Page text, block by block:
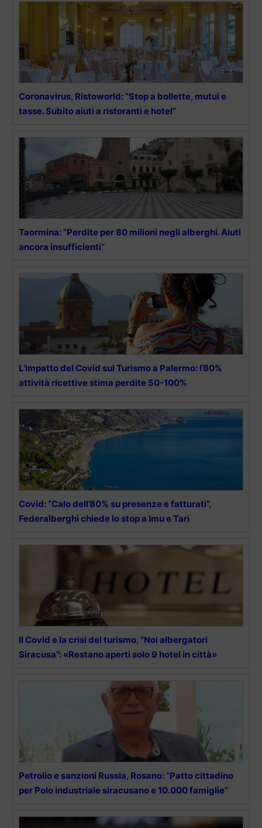
Coronavirus, Ristoworld: “Stop a bollette, mutui e
tasse. Subito aiuti a ristoranti e hotel”
Taormina: “Perdite per 80 milioni negli alberghi. Aiuti
ancora insufficienti”
L’impatto del Covid sul Turismo a Palermo: l’80%
attività ricettive stima perdite 50-100%
Covid: “Calo dell’80% su presenze e fatturati”,
Federalberghi chiede lo stop a Imu e Tari
Il Covid e la crisi del turismo, “Noi albergatori
Siracusa”: «Restano aperti solo 9 hotel in città»
Petrolio e sanzioni Russia, Rosano: “Patto cittadino
per Polo industriale siracusano e 10.000 famiglie”